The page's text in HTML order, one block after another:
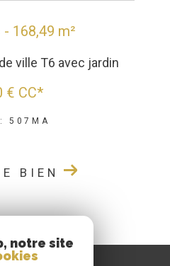
168,49 m²
ville T6 avec jardin
€ CC*
507MA
BIEN
notre site